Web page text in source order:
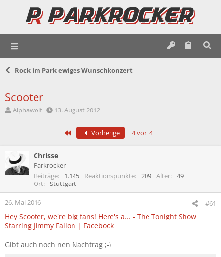
Rock im Park ewiges Wunschkonzert
Scooter
E
l
e
Alphawolf
E
l
l
a
13. August 2012
Erste Vorherige 4 von 4
Chrisse
Parkrocker
Beiträge
1.145 Reaktionspunkte 209 Alter
49
Ort
Stuttgart
26. Mai 2016 #61
Hey Scooter, we're big fans! Here's a... - The Tonight Show
Starring Jimmy Fallon | Facebook
Gibt auch noch nen Nachtrag ;-)